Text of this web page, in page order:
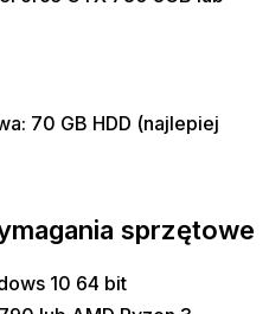
70 GB HDD (najlepiej
sprzętowe
10 64 bit